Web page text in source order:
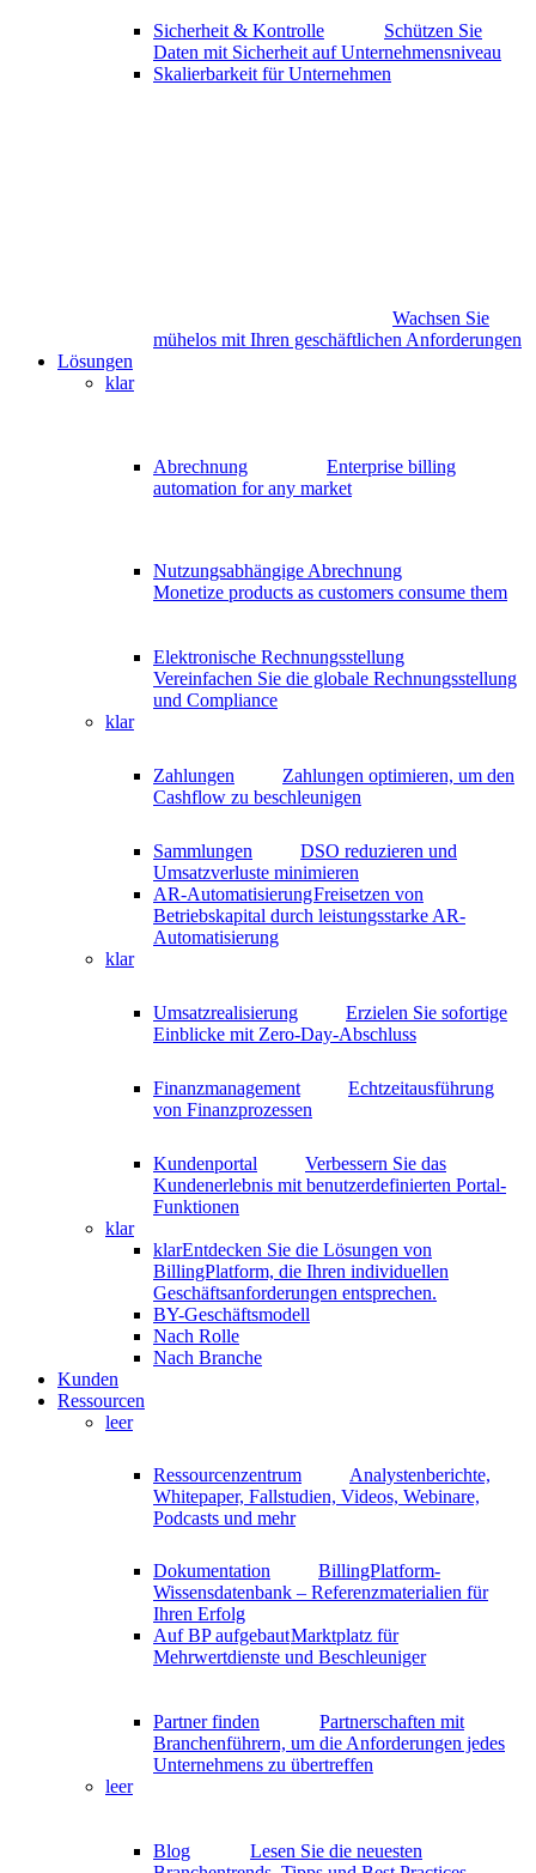
Sicherheit & Kontrolle
Schützen Sie
Daten mit Sicherheit auf Unternehmensniveau
Skalierbarkeit für Unternehmen
Wachsen Sie
mühelos mit Ihren geschäftlichen Anforderungen
Lösungen
klar
Abrechnung
Enterprise billing
automation for any market
Nutzungsabhängige Abrechnung
Monetize products as customers consume them
Elektronische Rechnungsstellung
Vereinfachen Sie die globale Rechnungsstellung
und Compliance
klar
Zahlungen
Zahlungen optimieren, um den
Cashflow zu beschleunigen
Sammlungen
DSO reduzieren und
Umsatzverluste minimieren
AR-AutomatisierungFreisetzen von
Betriebskapital durch leistungsstarke AR-
Automatisierung
klar
Umsatzrealisierung
Erzielen Sie sofortige
Einblicke mit Zero-Day-Abschluss
Finanzmanagement
Echtzeitausführung
von Finanzprozessen
Kundenportal
Verbessern Sie das
Kundenerlebnis mit benutzerdefinierten Portal-
Funktionen
klar
klarEntdecken Sie die Lösungen von
BillingPlatform, die Ihren individuellen
Geschäftsanforderungen entsprechen.
BY-Geschäftsmodell
Nach Rolle
Nach Branche
Kunden
Ressourcen
leer
Ressourcenzentrum
Analystenberichte,
Whitepaper, Fallstudien, Videos, Webinare,
Podcasts und mehr
Dokumentation
BillingPlatform-
Wissensdatenbank – Referenzmaterialien für
Ihren Erfolg
Auf BP aufgebautMarktplatz für
Mehrwertdienste und Beschleuniger
Partner finden
Partnerschaften mit
Branchenführern, um die Anforderungen jedes
Unternehmens zu übertreffen
leer
Blog
Lesen Sie die neuesten